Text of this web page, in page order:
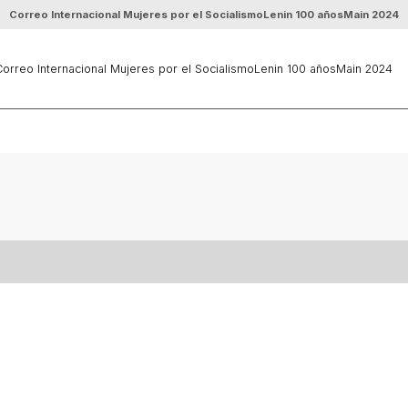
Correo Internacional Mujeres por el SocialismoLenin 100 añosMain 2024
Internacional Mujeres por el SocialismoLenin 100 añosMain 2024